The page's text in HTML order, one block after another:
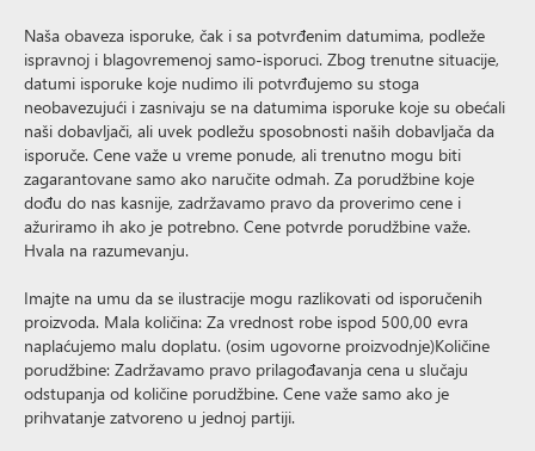
Naša obaveza isporuke, čak i sa potvrđenim datumima, podleže
ispravnoj i blagovremenoj samo-isporuci. Zbog trenutne situacije,
datumi isporuke koje nudimo ili potvrđujemo su stoga
neobavezujući i zasnivaju se na datumima isporuke koje su obećali
naši dobavljači, ali uvek podležu sposobnosti naših dobavljača da
isporuče. Cene važe u vreme ponude, ali trenutno mogu biti
zagarantovane samo ako naručite odmah. Za porudžbine koje
dođu do nas kasnije, zadržavamo pravo da proverimo cene i
ažuriramo ih ako je potrebno. Cene potvrde porudžbine važe.
Hvala na razumevanju.
Imajte na umu da se ilustracije mogu razlikovati od isporučenih
proizvoda. Mala količina: Za vrednost robe ispod 500,00 evra
naplaćujemo malu doplatu. (osim ugovorne proizvodnje)Količine
porudžbine: Zadržavamo pravo prilagođavanja cena u slučaju
odstupanja od količine porudžbine. Cene važe samo ako je
prihvatanje zatvoreno u jednoj partiji.